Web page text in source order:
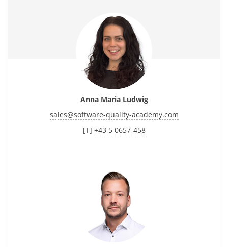
Anna Maria Ludwig
sales@software-quality-academy.com
[T] +43 5 0657-458